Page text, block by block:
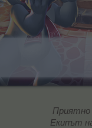
Приятно
Екипът